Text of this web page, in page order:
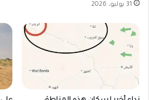
31 يوليو، 2026